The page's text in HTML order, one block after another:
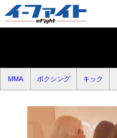
MMA ボクシング キック